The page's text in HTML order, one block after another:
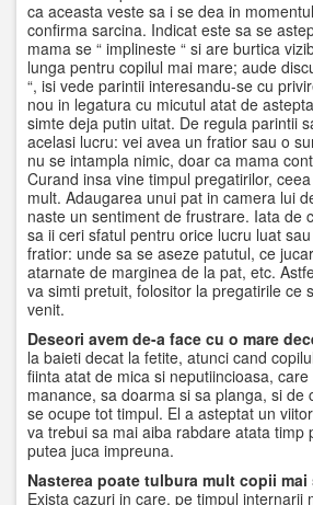
ca aceasta veste sa i se dea in
confirma sarcina. Indicat este sa se
mama se “ implineste “ si are burtica
lunga pentru copilul mai mare; aude
“, isi vede parintii interesandu-se cu
nou in legatura cu micutul atat de
simte deja putin uitat. De regula parintii
acelasi lucru: vei avea un fratior sau o
nu se intampla nimic, doar ca mama
Curand insa vine timpul pregatirilor,
mult. Adaugarea unui pat in camera lui
naste un sentiment de frustrare. Iata de
sa ii ceri sfatul pentru orice lucru luat
fratior: unde sa se aseze patutul, ce
atarnate de marginea de la pat, etc.
va simti pretuit, folositor la pregatirile ce
venit.
Deseori avem de-a face cu o mare
la baieti decat la fetite, atunci cand
fiinta atat de mica si neputiincioasa,
manance, sa doarma si sa planga, si de
se ocupe tot timpul. El a asteptat un
va trebui sa mai aiba rabdare atata timp
putea juca impreuna.
Nasterea poate tulbura mult copii
Exista cazuri in care, pe timpul internarii